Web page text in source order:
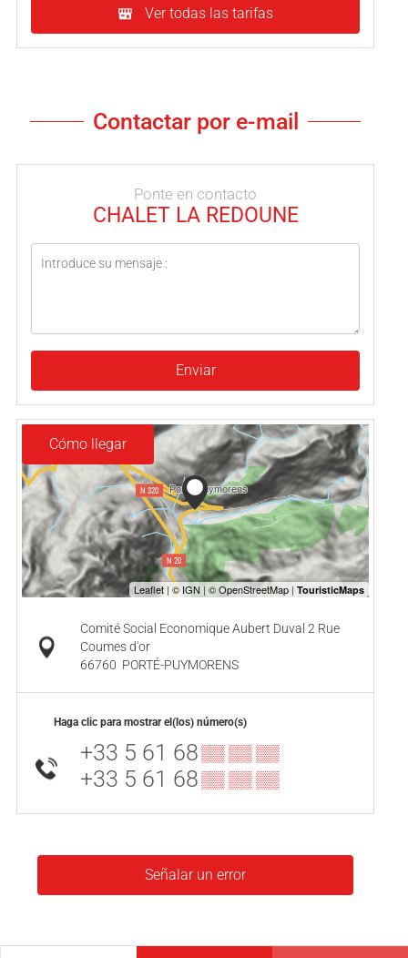
Ver todas las tarifas
Contactar por e-mail
Ponte en contacto
CHALET LA REDOUNE
Enviar
Cómo llegar
Comité Social Economique Aubert Duval 2 Rue
Coumes d'or
66760 PORTÉ-PUYMORENS
Haga clic para mostrar el(los) número(s)
+33 5 61 68▒▒ ▒▒ ▒▒
+33 5 61 68▒▒ ▒▒ ▒▒
Señalar un error